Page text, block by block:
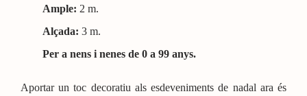
Ample: 2 m.
Alçada: 3 m.
Per a nens i nenes de 0 a 99 anys.
Aportar un toc decoratiu als esdeveniments de nadal ara és